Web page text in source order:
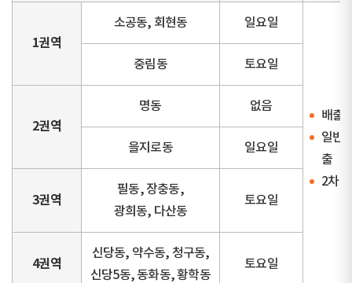
1권역
소공동, 회현동 일요일
배출
일반
출
2차
중림동 토요일
2권역
명동 없음
을지로동 일요일
3권역
필동, 장충동,
광희동, 다산동
토요일
4권역
신당동, 약수동, 청구동,
신당5동, 동화동, 황학동
토요일